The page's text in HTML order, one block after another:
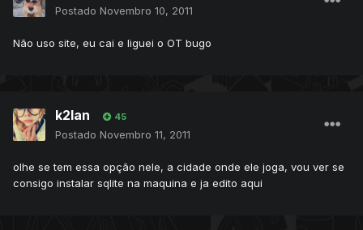
Postado Novembro 10, 2011
Não uso site, eu cai e liguei o OT bugo
k2lan 45
Postado Novembro 11, 2011
olhe se tem essa opção nele, a cidade onde ele joga, vou ver se
consigo instalar sqlite na maquina e ja edito aqui